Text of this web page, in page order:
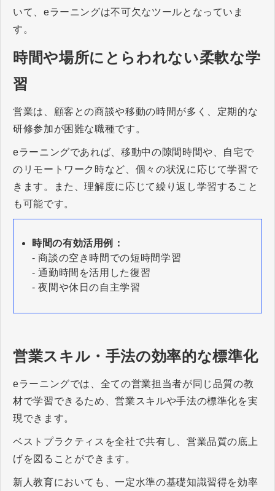
いて、eラーニングは不可欠なツールとなっていま
す。
時間や場所にとらわれない柔軟な学
習
営業は、顧客との商談や移動の時間が多く、定期的な
研修参加が困難な職種です。
eラーニングであれば、移動中の隙間時間や、自宅で
のリモートワーク時など、個々の状況に応じて学習で
きます。また、理解度に応じて繰り返し学習すること
も可能です。
時間の有効活用例：
- 商談の空き時間での短時間学習
- 通勤時間を活用した復習
- 夜間や休日の自主学習
営業スキル・手法の効率的な標準化
eラーニングでは、全ての営業担当者が同じ品質の教
材で学習できるため、営業スキルや手法の標準化を実
現できます。
ベストプラクティスを全社で共有し、営業品質の底上
げを図ることができます。
新人教育においても、一定水準の基礎知識習得を効率